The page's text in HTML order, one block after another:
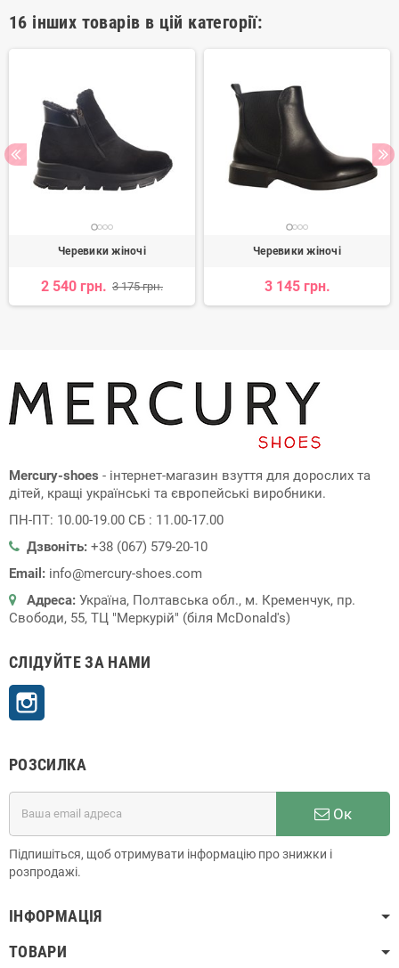
16 інших товарів в цій категорії:
Черевики жіночі
2 540 грн. 3 175 грн.
Черевики жіночі
3 145 грн.
Mercury-shoes - інтернет-магазин взуття для дорослих та
дітей, кращі українські та європейські виробники.
ПН-ПТ: 10.00-19.00 СБ : 11.00-17.00
Дзвоніть: +38 (067) 579-20-10
Email: info@mercury-shoes.com
Адреса: Україна, Полтавська обл., м. Кременчук, пр.
Свободи, 55, ТЦ "Меркурій" (біля McDonald's)
СЛІДУЙТЕ ЗА НАМИ
РОЗСИЛКА
Ок
Підпишіться, щоб отримувати інформацію про знижки і
розпродажі.
ІНФОРМАЦІЯ
ТОВАРИ